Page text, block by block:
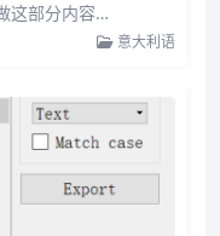
这部分内容…
意大利语